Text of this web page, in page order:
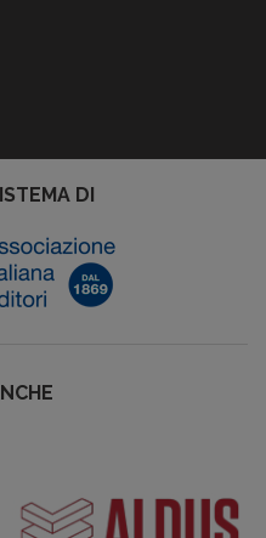
DI